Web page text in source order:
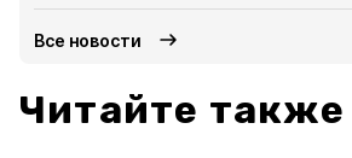
Все новости
Читайте также